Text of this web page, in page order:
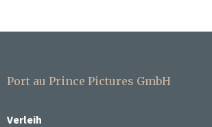
Port au Prince Pictures GmbH
Verleih